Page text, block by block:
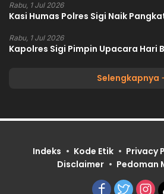
Rabu, 1 Jul 2026
Kasi Humas Polres Sigi Naik
Rabu, 1 Jul 2026
Kapolres Sigi Pimpin Upacara Hari
Selengkapnya
Indeks Kode Etik Privacy
Disclaimer
Pedoman